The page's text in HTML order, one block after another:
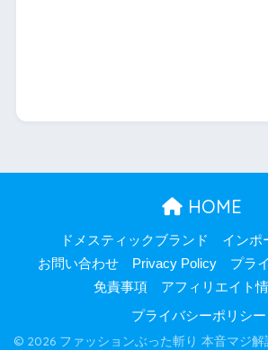
HOME
ドメスティックブランド
インポ
お問い合わせ
Privacy Policy
プラ
免責事項
アフィリエイト
プライバシーポリシー
© 2026 ファッションぶった斬り 本音マジ